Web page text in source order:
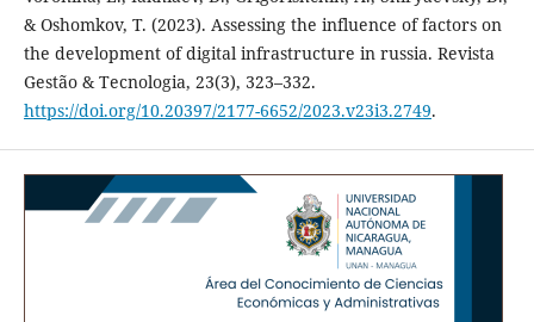
& Oshomkov, T. (2023). Assessing the influence of factors on
the development of digital infrastructure in russia. Revista
Gestão & Tecnologia, 23(3), 323–332.
https://doi.org/10.20397/2177-6652/2023.v23i3.2749.